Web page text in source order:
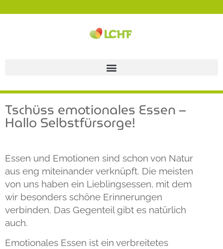
Tschüss emotionales Essen –
Hallo Selbstfürsorge!
Essen und Emotionen sind schon von Natur
aus eng miteinander verknüpft. Die meisten
von uns haben ein Lieblingsessen, mit dem
wir besonders schöne Erinnerungen
verbinden. Das Gegenteil gibt es natürlich
auch.
Emotionales Essen ist ein verbreitetes